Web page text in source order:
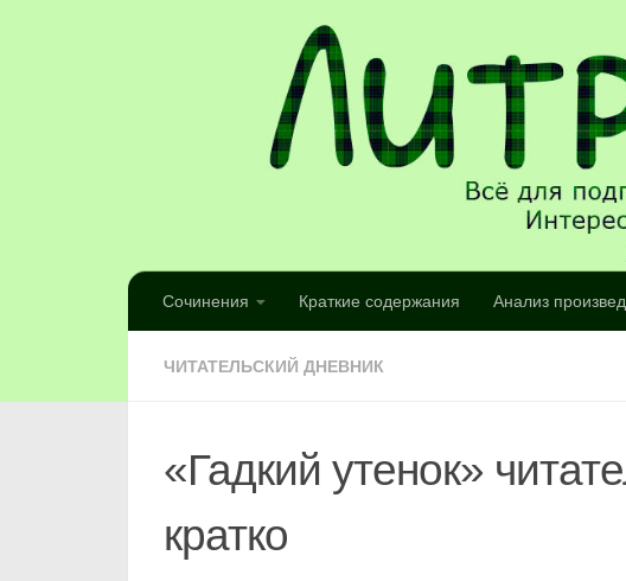
Сочинения Краткие содержания Анализ
ЧИТАТЕЛЬСКИЙ ДНЕВНИК
«Гадкий утенок»
кратко